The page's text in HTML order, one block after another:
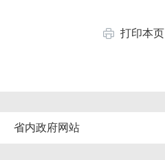
打印本页
省内政府网站